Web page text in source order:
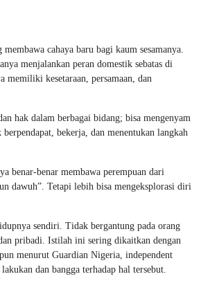
cahaya baru bagi kaum sesamanya.
menjalankan peran domestik sebatas di
memiliki kesetaraan, persamaan, dan
hak dalam berbagai bidang; bisa mengenyam
bekerja, dan menentukan langkah
benar-benar membawa perempuan dari
dawuh”. Tetapi lebih bisa mengeksplorasi diri
sendiri. Tidak bergantung pada orang
pribadi. Istilah ini sering dikaitkan dengan
menurut Guardian Nigeria, independent
dan bangga terhadap hal tersebut.